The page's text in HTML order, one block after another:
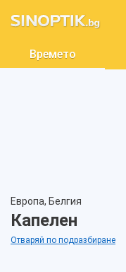
Времето
Европа, Белгия
Капелен
Отваряй по подразбиране